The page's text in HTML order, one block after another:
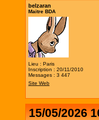
belzaran
Maitre BDA
Lieu : Paris
Inscription : 20/11/2010
Messages : 3 447
Site Web
15/05/2026